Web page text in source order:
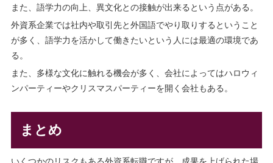
また、語学力の向上、異文化との接触が出来るという点がある。
外資系企業では社内や取引先と外国語でやり取りするということ
が多く、語学力を活かして働きたいという人には最適の環境であ
る。
また、多様な文化に触れる機会が多く、会社によってはハロウィ
ンパーティーやクリスマスパーティーを開く会社もある。
まとめ